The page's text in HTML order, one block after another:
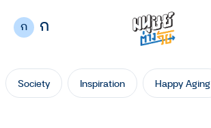
ก ก
Society Inspiration Happy Aging